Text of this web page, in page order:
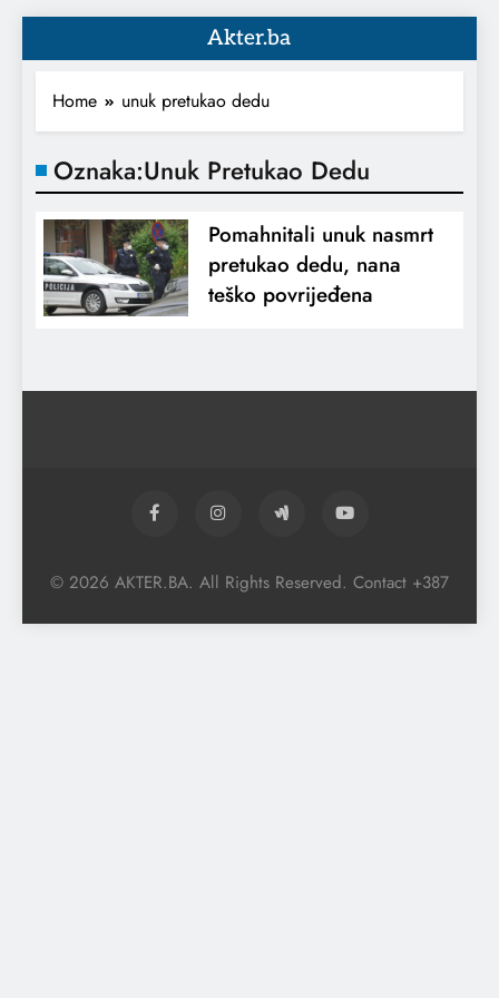
Akter.ba
Home unuk pretukao dedu
Oznaka:Unuk Pretukao Dedu
Pomahnitali unuk nasmrt
pretukao dedu, nana
teško povrijeđena
© 2026 AKTER.BA. All Rights Reserved. Contact +387